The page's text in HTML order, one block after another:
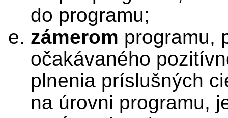
do programu;
zámerom programu,
očakávaného
plnenia príslušných
na úrovni programu,